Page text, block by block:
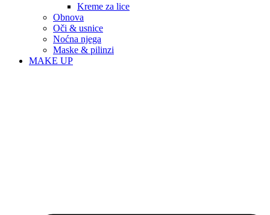
Kreme za lice
Obnova
Oči & usnice
Noćna njega
Maske & pilinzi
MAKE UP